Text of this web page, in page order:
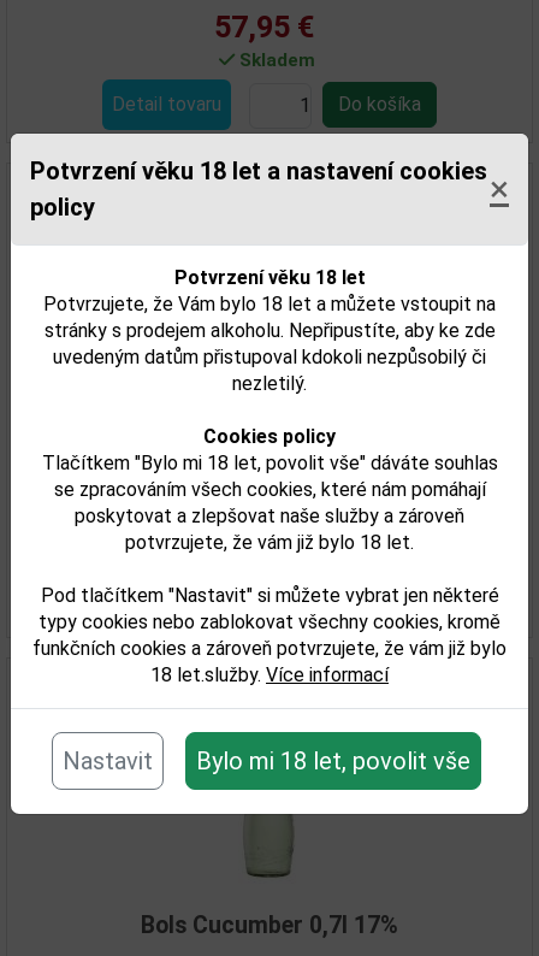
Potvrzení věku 18 let a nastavení cookies
policy
×
Potvrzení věku 18 let
Potvrzujete, že Vám bylo 18 let a můžete vstoupit na
stránky s prodejem alkoholu. Nepřipustíte, aby ke zde
uvedeným datům přistupoval kdokoli nezpůsobilý či
nezletilý.
Cookies policy
Tlačítkem "Bylo mi 18 let, povolit vše" dáváte souhlas
se zpracováním všech cookies, které nám pomáhají
poskytovat a zlepšovat naše služby a zároveň
potvrzujete, že vám již bylo 18 let.
Pod tlačítkem "Nastavit" si můžete vybrat jen některé
typy cookies nebo zablokovat všechny cookies, kromě
funkčních cookies a zároveň potvrzujete, že vám již bylo
18 let.služby. Více informací
Nastavit Bylo mi 18 let, povolit vše
57,95 €
Skladem
Detail tovaru
Black Bull Tale of Two 18YO 0,7l 50% GB
71,17 €
Skladem
Detail tovaru
Bols Cucumber 0,7l 17%